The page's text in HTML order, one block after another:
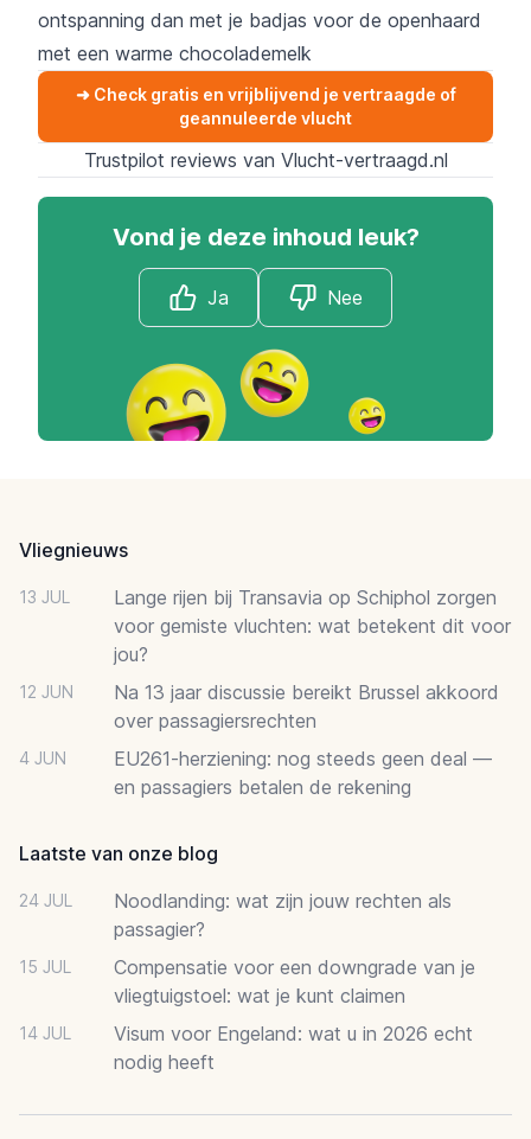
ontspanning dan met je badjas voor de openhaard
met een warme chocolademelk
➜ Check gratis en vrijblijvend je vertraagde of
geannuleerde vlucht
Trustpilot reviews van Vlucht-vertraagd.nl
Vond je deze inhoud leuk?
Ja Nee
Vliegnieuws
13 JUL
Lange rijen bij Transavia op Schiphol zorgen
voor gemiste vluchten: wat betekent dit voor
jou?
12 JUN
Na 13 jaar discussie bereikt Brussel akkoord
over passagiersrechten
4 JUN
EU261-herziening: nog steeds geen deal —
en passagiers betalen de rekening
Laatste van onze blog
24 JUL
Noodlanding: wat zijn jouw rechten als
passagier?
15 JUL
Compensatie voor een downgrade van je
vliegtuigstoel: wat je kunt claimen
14 JUL
Visum voor Engeland: wat u in 2026 echt
nodig heeft